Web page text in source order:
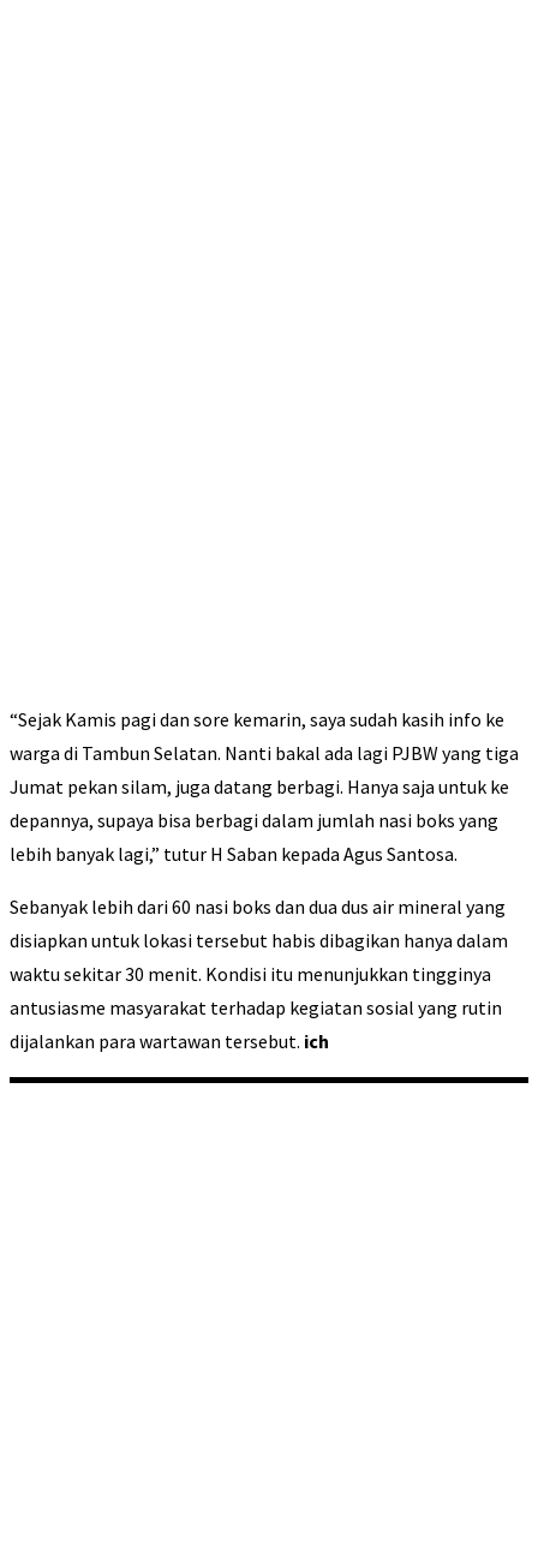
“Sejak Kamis pagi dan sore kemarin, saya sudah kasih info ke
warga di Tambun Selatan. Nanti bakal ada lagi PJBW yang tiga
Jumat pekan silam, juga datang berbagi. Hanya saja untuk ke
depannya, supaya bisa berbagi dalam jumlah nasi boks yang
lebih banyak lagi,” tutur H Saban kepada Agus Santosa.
Sebanyak lebih dari 60 nasi boks dan dua dus air mineral yang
disiapkan untuk lokasi tersebut habis dibagikan hanya dalam
waktu sekitar 30 menit. Kondisi itu menunjukkan tingginya
antusiasme masyarakat terhadap kegiatan sosial yang rutin
dijalankan para wartawan tersebut. ich